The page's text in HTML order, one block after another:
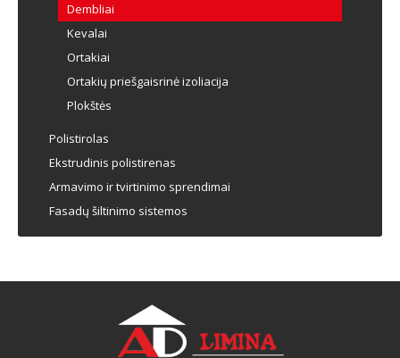
Dembliai
Kevalai
Ortakiai
Ortakių priešgaisrinė izoliacija
Plokštės
Polistirolas
Ekstrudinis polistirenas
Armavimo ir tvirtinimo sprendimai
Fasadų šiltinimo sistemos